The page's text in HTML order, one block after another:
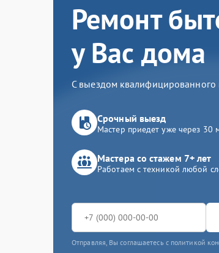
Ремонт
у Вас дома
С выездом квалифицированного
Срочный выезд
Мастер приедет уже через 30
Мастера со стажем 7+ лет
Работаем с техникой любой
Отправляя, Вы соглашаетесь с политикой